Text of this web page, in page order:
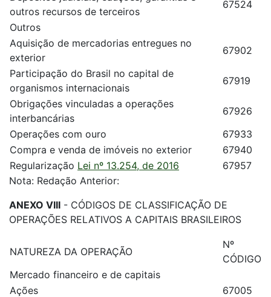
outros recursos de terceiros
67524
Outros
Aquisição de mercadorias entregues no
exterior
67902
Participação do Brasil no capital de
organismos internacionais
67919
Obrigações vinculadas a operações
interbancárias
67926
Operações com ouro
67933
Compra e venda de imóveis no exterior
67940
Regularização Lei nº 13.254, de 2016
67957
Nota: Redação Anterior:
ANEXO VIII - CÓDIGOS DE CLASSIFICAÇÃO DE
OPERAÇÕES RELATIVOS A CAPITAIS BRASILEIROS
NATUREZA DA OPERAÇÃO
Nº
CÓDIGO
Mercado financeiro e de capitais
Ações
67005